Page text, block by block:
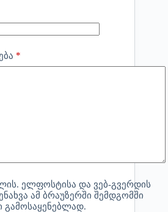
*
ელფოსტისა და ვებ-გვერდის
ამ ბრაუზერში შემდგომში
გამოსაყენებლად.